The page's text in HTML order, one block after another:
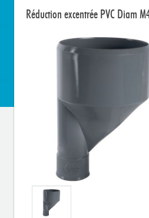
Réduction excentrée PVC Diam